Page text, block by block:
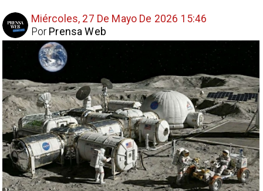
Miércoles, 27 De Mayo De 2026 15:46
Prensa Web
Por